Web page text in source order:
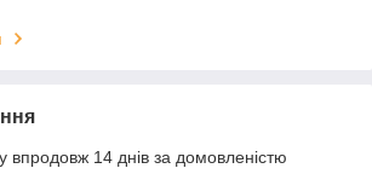
впродовж 14 днів за домовленістю